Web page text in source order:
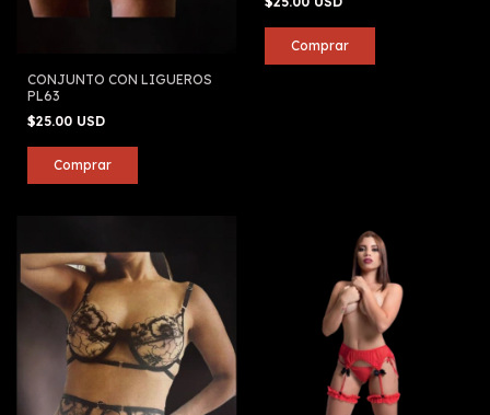
CONJUNTO CON LIGUEROS
PL63
$25.00 USD